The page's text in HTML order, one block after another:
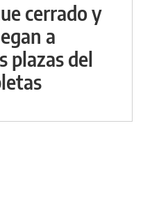
cerrado y
a
plazas del